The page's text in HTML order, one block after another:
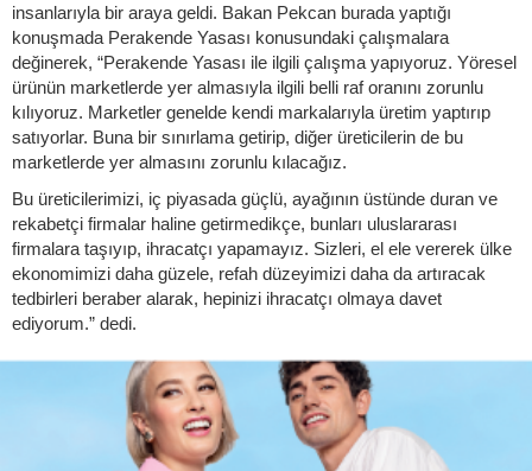
insanlarıyla bir araya geldi. Bakan Pekcan burada yaptığı
konuşmada Perakende Yasası konusundaki çalışmalara
değinerek, “Perakende Yasası ile ilgili çalışma yapıyoruz. Yöresel
ürünün marketlerde yer almasıyla ilgili belli raf oranını zorunlu
kılıyoruz. Marketler genelde kendi markalarıyla üretim yaptırıp
satıyorlar. Buna bir sınırlama getirip, diğer üreticilerin de bu
marketlerde yer almasını zorunlu kılacağız.
Bu üreticilerimizi, iç piyasada güçlü, ayağının üstünde duran ve
rekabetçi firmalar haline getirmedikçe, bunları uluslararası
firmalara taşıyıp, ihracatçı yapamayız. Sizleri, el ele vererek ülke
ekonomimizi daha güzele, refah düzeyimizi daha da artıracak
tedbirleri beraber alarak, hepinizi ihracatçı olmaya davet
ediyorum.” dedi.